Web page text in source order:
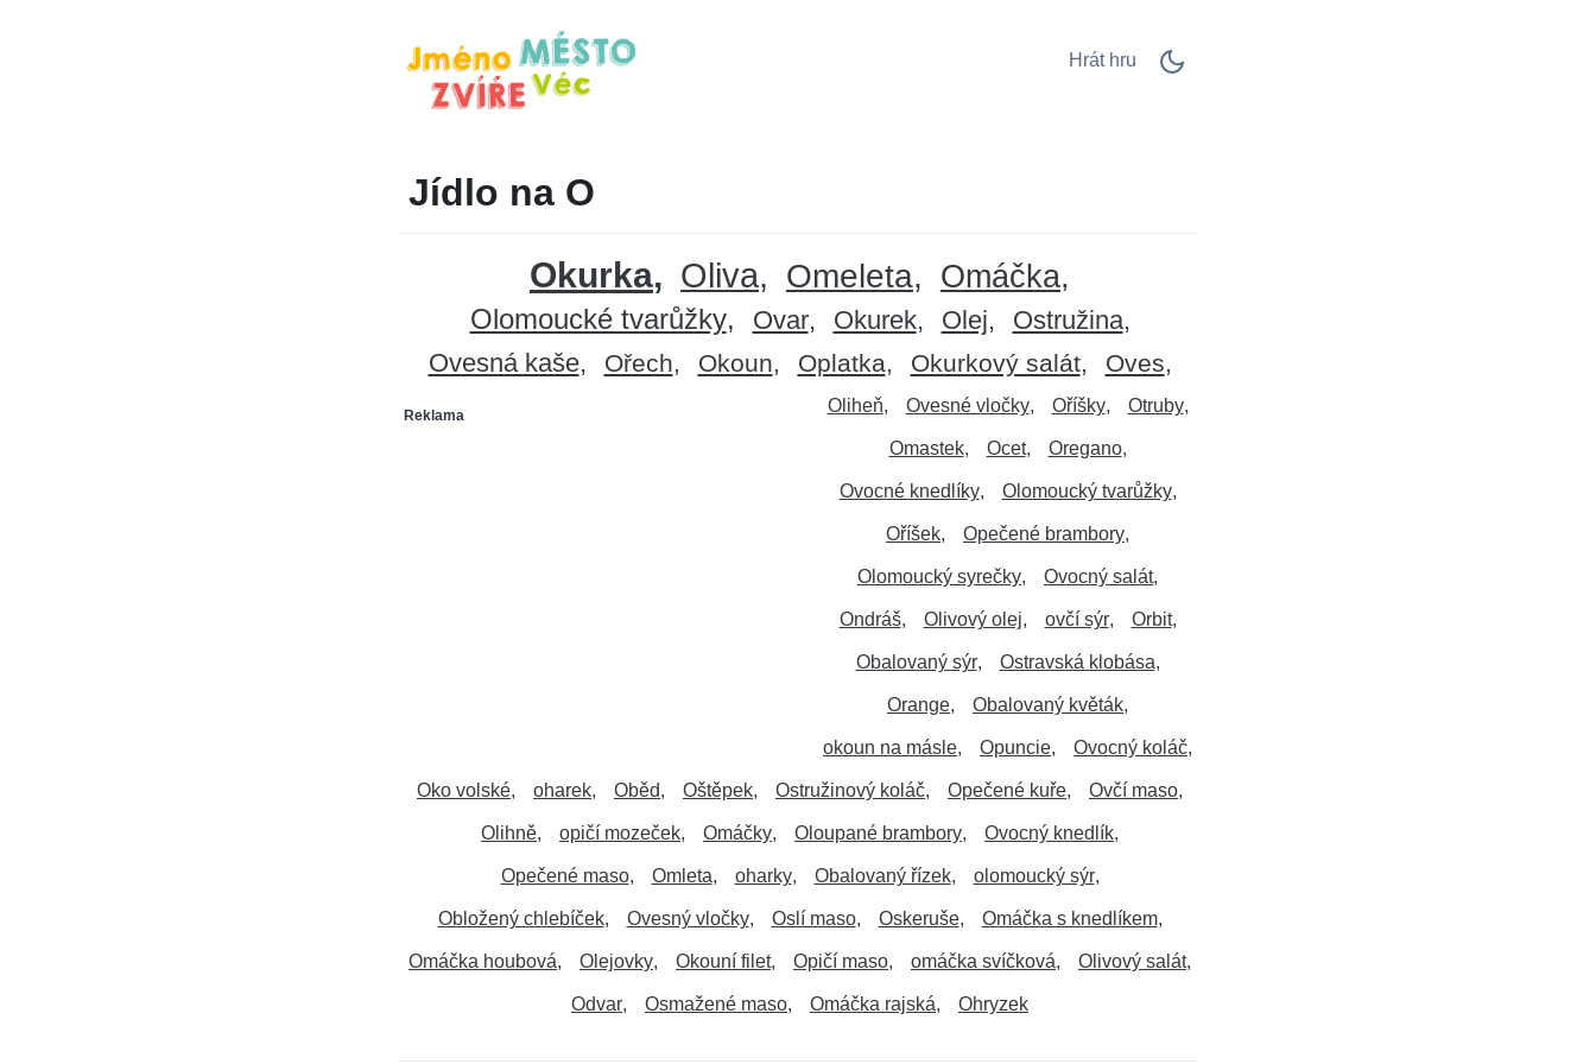
Hrát hru
Jídlo na O
Okurka Oliva Omeleta Omáčka
Olomoucké tvarůžky Ovar Okurek Olej
Ostružina
Ovesná kaše
Ořech Okoun Oplatka Okurkový salát Oves
Reklama Oliheň Ovesné vločky Oříšky Otruby
Omastek Ocet Oregano
Ovocné knedlíky Olomoucký tvarůžky
Oříšek Opečené brambory
Olomoucký syrečky Ovocný salát
Ondráš Olivový olej ovčí sýr Orbit
Obalovaný sýr Ostravská klobása
Orange Obalovaný květák
okoun na másle Opuncie Ovocný koláč
Oko volské oharek Oběd Oštěpek Ostružinový koláč Opečené kuře Ovčí maso
Olihně opičí mozeček Omáčky Oloupané brambory Ovocný knedlík
Opečené maso Omleta oharky Obalovaný řízek olomoucký sýr
Obložený chlebíček Ovesný vločky Oslí maso Oskeruše Omáčka s knedlíkem
Omáčka houbová Olejovky Okouní filet Opičí maso omáčka svíčková Olivový salát
Odvar Osmažené maso Omáčka rajská Ohryzek